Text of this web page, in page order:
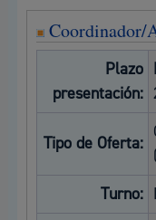
Coordinador/
Plazo
presentación:
Tipo de Oferta:
Turno: